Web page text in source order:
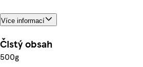
Více informací
Čistý obsah
500g